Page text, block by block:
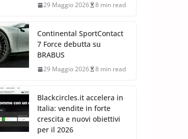
29 Maggio 2026 8 min read
Continental SportContact
7 Force debutta su
BRABUS
29 Maggio 2026 8 min read
Blackcircles.it accelera in
Italia: vendite in forte
crescita e nuovi obiettivi
per il 2026